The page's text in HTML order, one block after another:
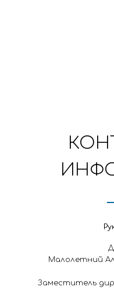
Малолетний
Заместитель